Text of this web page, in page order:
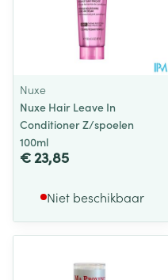
Nuxe
Nuxe Hair Leave In
Conditioner Z/spoelen
100ml
€ 23,85
Niet beschikbaar